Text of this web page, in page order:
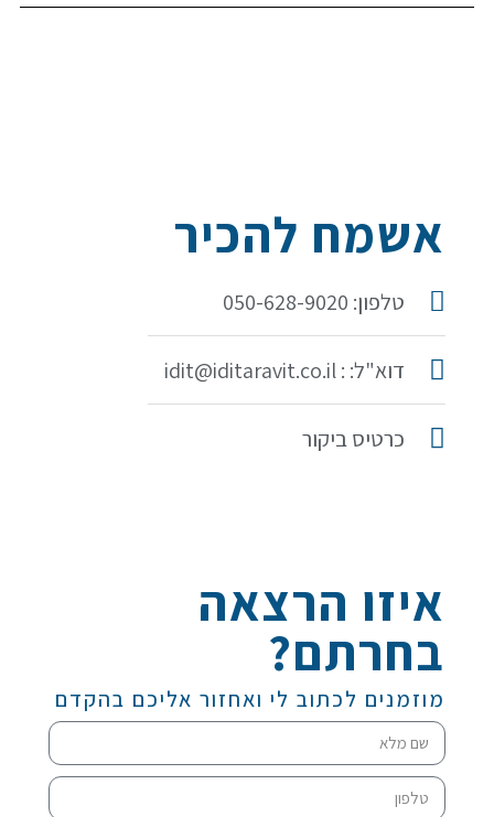
איזו הרצאה
בחרתם?
מוזמנים לכתוב לי ואחזור אליכם בהקדם
אשמח להכיר
טלפון: 050-628-9020
דוא"ל: : idit@iditaravit.co.il
כרטיס ביקור